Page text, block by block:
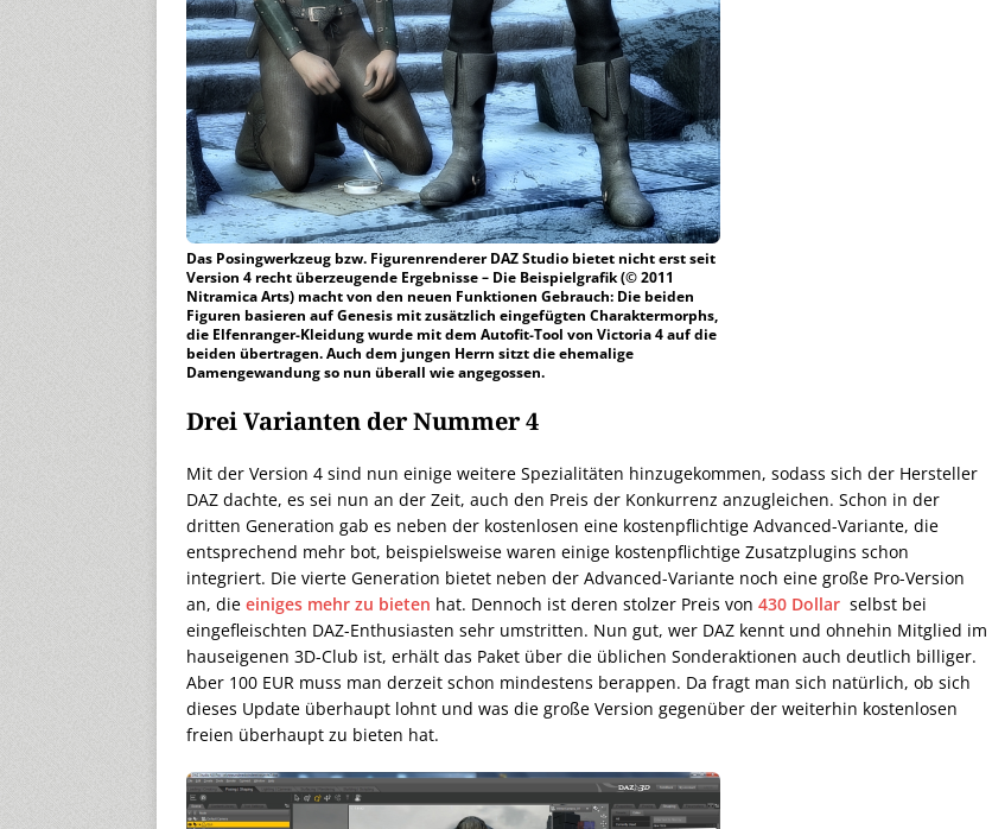
Das Posingwerkzeug bzw. Figurenrenderer DAZ Studio bietet nicht erst seit
Version 4 recht überzeugende Ergebnisse – Die Beispielgrafik (© 2011
Nitramica Arts) macht von den neuen Funktionen Gebrauch: Die beiden
Figuren basieren auf Genesis mit zusätzlich eingefügten Charaktermorphs,
die Elfenranger-Kleidung wurde mit dem Autofit-Tool von Victoria 4 auf die
beiden übertragen. Auch dem jungen Herrn sitzt die ehemalige
Damengewandung so nun überall wie angegossen.
Drei Varianten der Nummer 4
Mit der Version 4 sind nun einige weitere Spezialitäten hinzugekommen, sodass sich der Hersteller
DAZ dachte, es sei nun an der Zeit, auch den Preis der Konkurrenz anzugleichen. Schon in der
dritten Generation gab es neben der kostenlosen eine kostenpflichtige Advanced-Variante, die
entsprechend mehr bot, beispielsweise waren einige kostenpflichtige Zusatzplugins schon
integriert. Die vierte Generation bietet neben der Advanced-Variante noch eine große Pro-Version
an, die einiges mehr zu bieten hat. Dennoch ist deren stolzer Preis von 430 Dollar selbst bei
eingefleischten DAZ-Enthusiasten sehr umstritten. Nun gut, wer DAZ kennt und ohnehin Mitglied im
hauseigenen 3D-Club ist, erhält das Paket über die üblichen Sonderaktionen auch deutlich billiger.
Aber 100 EUR muss man derzeit schon mindestens berappen. Da fragt man sich natürlich, ob sich
dieses Update überhaupt lohnt und was die große Version gegenüber der weiterhin kostenlosen
freien überhaupt zu bieten hat.